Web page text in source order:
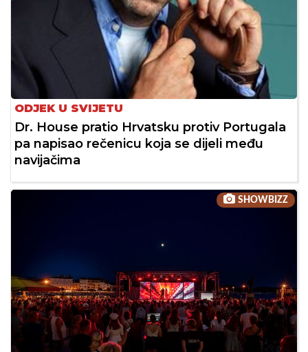
ODJEK U SVIJETU
Dr. House pratio Hrvatsku protiv Portugala
pa napisao rečenicu koja se dijeli među
navijačima
SHOWBIZZ